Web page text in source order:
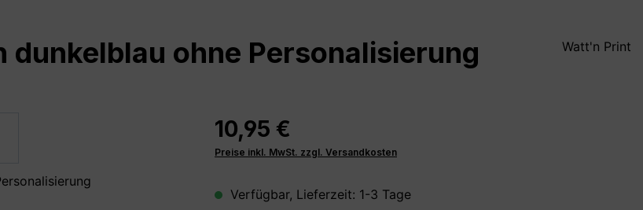
ohne Personalisierung Watt'n Print
10,95 €
Preise inkl. MwSt. zzgl. Versandkosten
Verfügbar, Lieferzeit: 1-3 Tage